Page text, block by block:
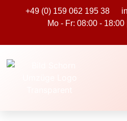
+49 (0) 159 062 195 38
Mo - Fr: 08:00 -